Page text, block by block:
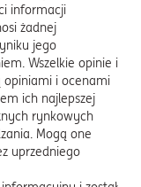
informacji
żadnej
jego
Wszelkie opinie i
i ocenami
ich najlepszej
rynkowych
Mogą one
uprzedniego